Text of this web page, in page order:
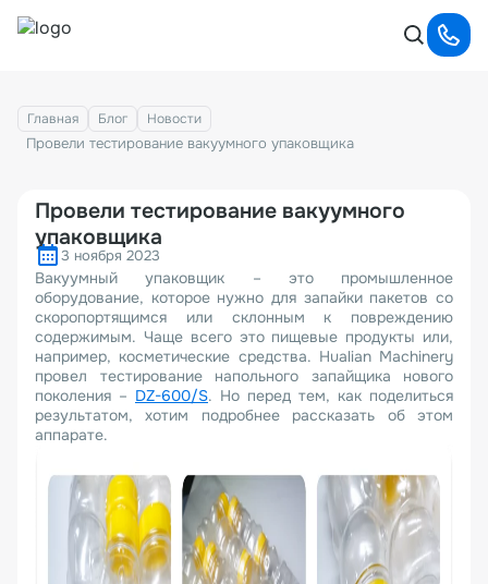
Главная Блог Новости
Провели тестирование вакуумного упаковщика
Провели тестирование вакуумного
упаковщика
3 ноября 2023
Вакуумный упаковщик – это промышленное
оборудование, которое нужно для запайки пакетов со
скоропортящимся или склонным к повреждению
содержимым. Чаще всего это пищевые продукты или,
например, косметические средства. Hualian Machinery
провел тестирование напольного запайщика нового
поколения – DZ-600/S. Но перед тем, как поделиться
результатом, хотим подробнее рассказать об этом
аппарате.